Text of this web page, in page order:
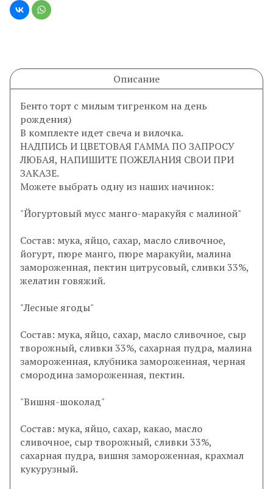
Описание
Бенто торт с милым тигренком на день
рождения)
В комплекте идет свеча и вилочка.
НАДПИСЬ И ЦВЕТОВАЯ ГАММА ПО ЗАПРОСУ
ЛЮБАЯ, НАПИШИТЕ ПОЖЕЛАНИЯ СВОИ ПРИ
ЗАКАЗЕ.
Можете выбрать одну из наших начинок:
"Йогуртовый мусс манго-маракуйя с малиной"
Состав: мука, яйцо, сахар, масло сливочное,
йогурт, пюре манго, пюре маракуйи, малина
замороженная, пектин цитрусовый, сливки 33%,
желатин говяжий.
"Лесные ягоды"
Состав: мука, яйцо, сахар, масло сливочное, сыр
творожный, сливки 33%, сахарная пудра, малина
замороженная, клубника замороженная, черная
смородина замороженная, пектин.
"Вишня-шоколад"
Состав: мука, яйцо, сахар, какао, масло
сливочное, сыр творожный, сливки 33%,
сахарная пудра, вишня замороженная, крахмал
кукурузный.